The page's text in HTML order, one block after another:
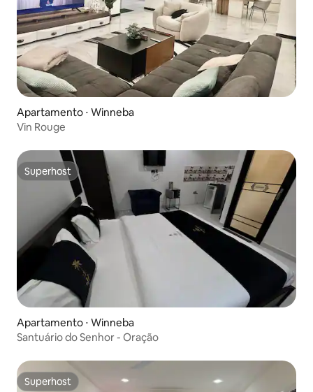
Apartamento ⋅ Winneba
Vin Rouge
Superhost
Superhost
Apartamento ⋅ Winneba
Santuário do Senhor - Oração
Superhost
Superhost